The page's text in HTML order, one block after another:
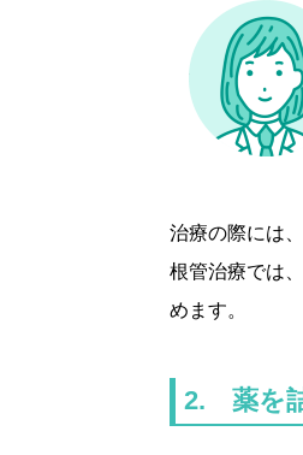
治療の際には
根管治療では
めます。
2. 薬を